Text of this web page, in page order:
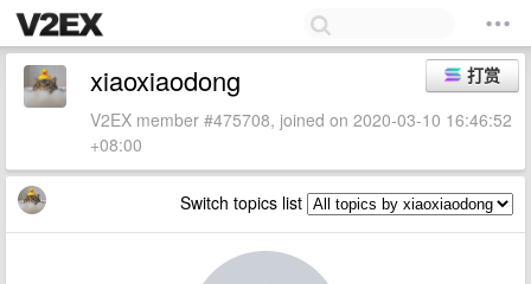
打赏
xiaoxiaodong
V2EX member #475708, joined on 2020-03-10 16:46:52
+08:00
Switch topics list